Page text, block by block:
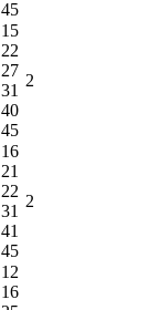
45
15
22
27
31
40
45
2
16
21
22
31
41
45
2
12
16